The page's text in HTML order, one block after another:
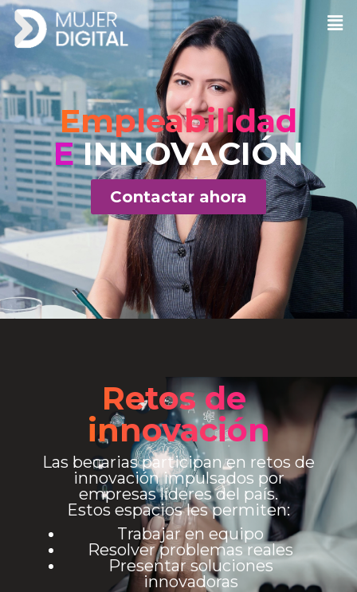
Empleabilidad
EINNOVACIÓN
Contactar ahora
Retos de
innovación
Las becarias participan en retos de
innovación impulsados por
empresas líderes del país.
Estos espacios les permiten:
Trabajar en equipo
Resolver problemas reales
Presentar soluciones
innovadoras